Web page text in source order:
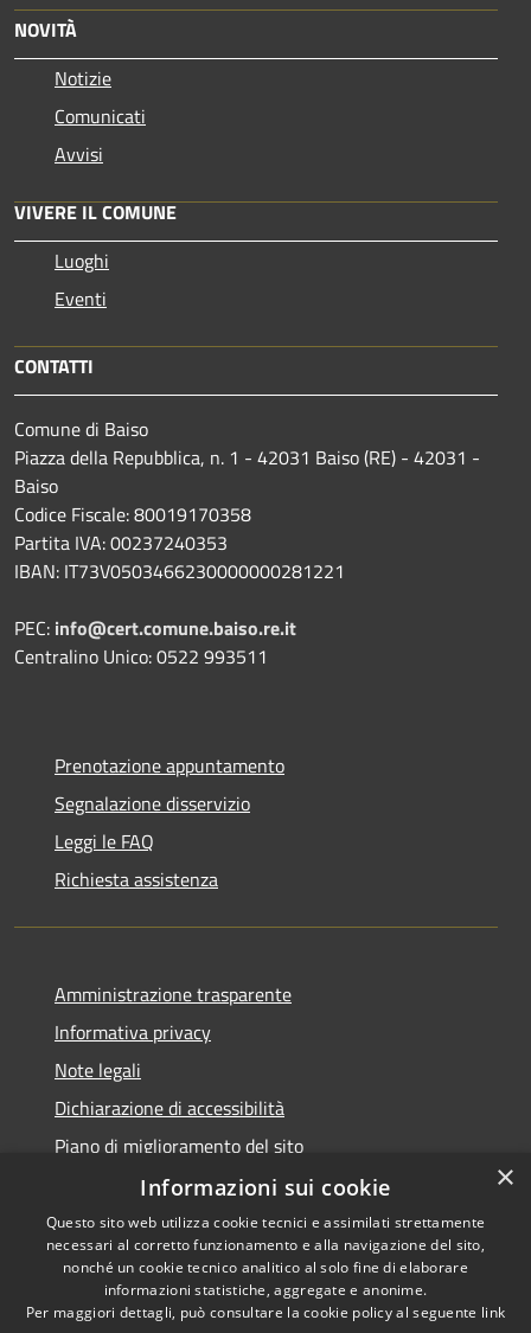
NOVITÀ
Notizie
Comunicati
Avvisi
VIVERE IL COMUNE
Luoghi
Eventi
CONTATTI
Comune di Baiso
Piazza della Repubblica, n. 1 - 42031 Baiso (RE) - 42031 -
Baiso
Codice Fiscale: 80019170358
Partita IVA: 00237240353
IBAN: IT73V0503466230000000281221
PEC: info@cert.comune.baiso.re.it
Centralino Unico: 0522 993511
Prenotazione appuntamento
Segnalazione disservizio
Leggi le FAQ
Richiesta assistenza
Amministrazione trasparente
Informativa privacy
Note legali
Dichiarazione di accessibilità
Piano di miglioramento del sito
Accessibilità
Privacy
Copyright © 2026 • Comune di
Baiso • Powered by
Municipium•Accesso
×
Informazioni sui cookie
Questo sito web utilizza cookie tecnici e assimilati strettamente
necessari al corretto funzionamento e alla navigazione del sito,
nonché un cookie tecnico analitico al solo fine di elaborare
informazioni statistiche, aggregate e anonime.
Per maggiori dettagli, può consultare la cookie policy al seguente link